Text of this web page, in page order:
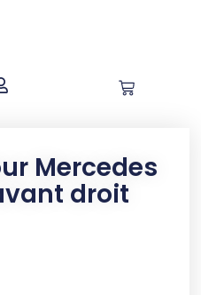
Mercedes
droit